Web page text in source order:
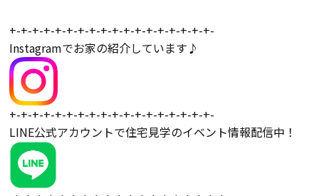
+-+-+-+-+-+-+-+-+-+-+-+-+-+-+-+-+-+-
Instagramでお家の紹介しています♪
+-+-+-+-+-+-+-+-+-+-+-+-+-+-+-+-+-+-
LINE公式アカウントで住宅見学のイベント情報配信中！